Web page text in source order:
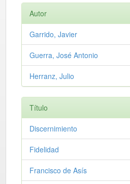
Autor
Garrido, Javier
Guerra, José Antonio
Herranz, Julio
Título
Discernimiento
Fidelidad
Francisco de Asís